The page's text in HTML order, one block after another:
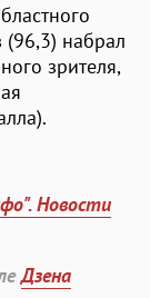
(96,3) набрал
зрителя,
Новости
Дзена